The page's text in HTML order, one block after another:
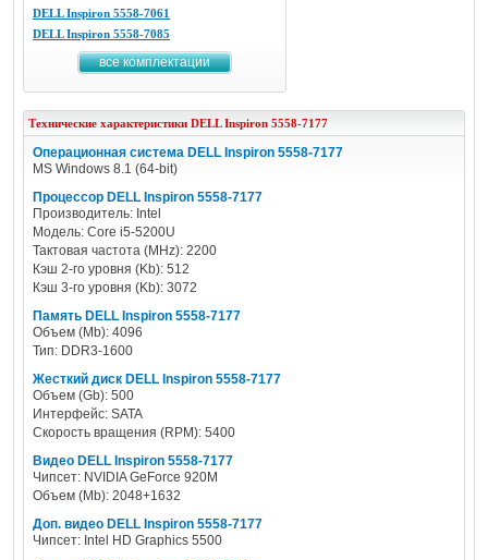
DELL Inspiron 5558-7061
DELL Inspiron 5558-7085
все комплектации
Технические характеристики DELL Inspiron 5558-7177
Операционная система DELL Inspiron 5558-7177
MS Windows 8.1 (64-bit)
Процессор DELL Inspiron 5558-7177
Производитель: Intel
Модель: Core i5-5200U
Тактовая частота (MHz): 2200
Кэш 2-го уровня (Kb): 512
Кэш 3-го уровня (Kb): 3072
Память DELL Inspiron 5558-7177
Объем (Mb): 4096
Тип: DDR3-1600
Жесткий диск DELL Inspiron 5558-7177
Объем (Gb): 500
Интерфейс: SATA
Скорость вращения (RPM): 5400
Видео DELL Inspiron 5558-7177
Чипсет: NVIDIA GeForce 920M
Объем (Mb): 2048+1632
Доп. видео DELL Inspiron 5558-7177
Чипсет: Intel HD Graphics 5500